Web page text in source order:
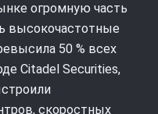
огромную часть
высокочастотные
50 % всех
Citadel Securities,
скоростных